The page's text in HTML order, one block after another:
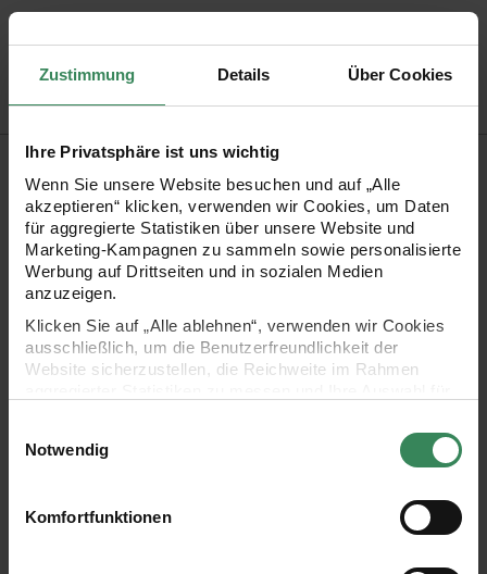
Zustimmung Details Über Cookies
Ihre Privatsphäre ist uns wichtig
Wenn Sie unsere Website besuchen und auf „Alle
akzeptieren“ klicken, verwenden wir Cookies, um Daten
für aggregierte Statistiken über unsere Website und
Marketing-Kampagnen zu sammeln sowie personalisierte
Werbung auf Drittseiten und in sozialen Medien
anzuzeigen.
Klicken Sie auf „Alle ablehnen“, verwenden wir Cookies
ausschließlich, um die Benutzerfreundlichkeit der
Website sicherzustellen, die Reichweite im Rahmen
Ihre Einwilligung ist freiwillig und kann jederzeit über den
Link „Cookie-Einstellungen“ im Fußbereich der Seite
verwendeten Technologien und den Empfängern der
Daten finden Sie in unserer Datenschutzerklärung.
Notwendig
Komfortfunktionen
Produktbeschreibung
Mit diesen runden Papieranhängern lassen sich Geschenke
individuell beschriften und Ihr Adventskalender schön
gestalten. Im Lieferumfang sind 24 Anhänger mit Hot Foil-
und befestigen Sie diese anschließend mit dem beigefügten
Band.
Inhalt: 24 Stück
Grammatur: 400 g/m³